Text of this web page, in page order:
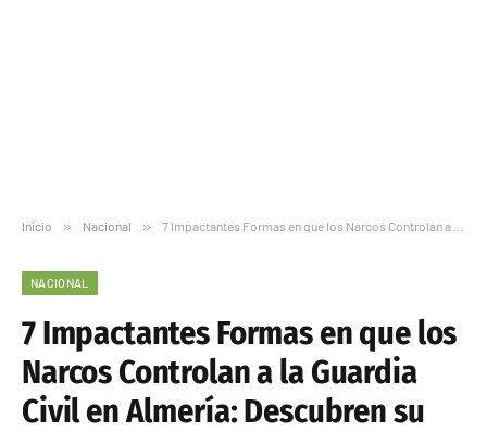
Inicio » Nacional » 7 Impactantes Formas en que los Narcos Controlan a la Guardia Civil en Almería: Descubren su Esquema de Contravigilancia
NACIONAL
7 Impactantes Formas en que los
Narcos Controlan a la Guardia
Civil en Almería: Descubren su